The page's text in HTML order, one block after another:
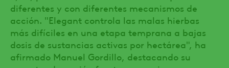
diferentes y con diferentes mecanismos de
acción. "Elegant controla las malas hierbas
más difíciles en una etapa temprana a bajas
dosis de sustancias activas por hectárea", ha
afirmado Manuel Gordillo, destacando su